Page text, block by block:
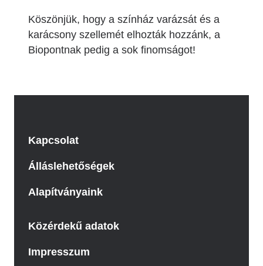
Köszönjük, hogy a színház varázsát és a
karácsony szellemét elhozták hozzánk, a
Biopontnak pedig a sok finomságot!
Kapcsolat
Álláslehetőségek
Alapítványaink
Közérdekű adatok
Impresszum